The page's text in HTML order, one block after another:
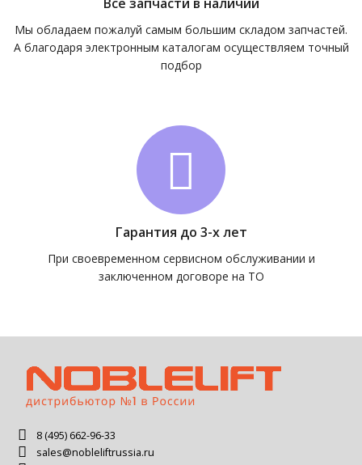
Мы обладаем пожалуй самым большим складом запчастей.
А благодаря электронным каталогам осуществляем точный
подбор
Гарантия до 3-х лет
При своевременном сервисном обслуживании и
заключенном договоре на ТО
8 (495) 662-96-33
sales@nobleliftrussia.ru